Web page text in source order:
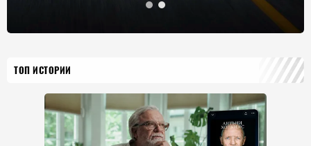
ТОП ИСТОРИИ